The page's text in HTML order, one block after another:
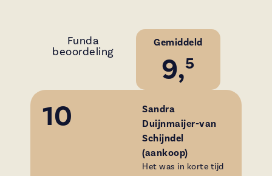
Funda
beoordeling
Gemiddeld
9,5
10
Sandra
Duijnmaijer-van
Schijndel
(aankoop)
Het was in korte tijd